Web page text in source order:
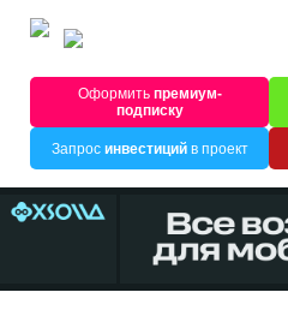
Оформитьпремиум-
подписку
Запрос инвестицийв проект